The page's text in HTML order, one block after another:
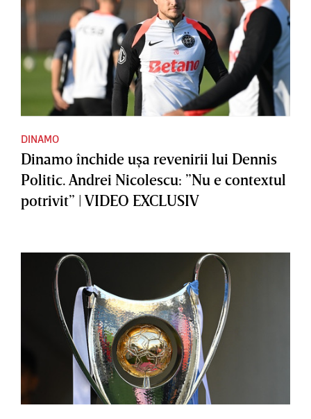
DINAMO
Dinamo închide uşa revenirii lui Dennis
Politic. Andrei Nicolescu: ”Nu e contextul
potrivit” | VIDEO EXCLUSIV